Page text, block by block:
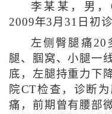
李某某，男
2009年3月31日初诊
左侧臀腿痛20
腿、腘窝、小腿一
底，左腿持重力下
院CT检查，诊断
痛，前期曾有腰部